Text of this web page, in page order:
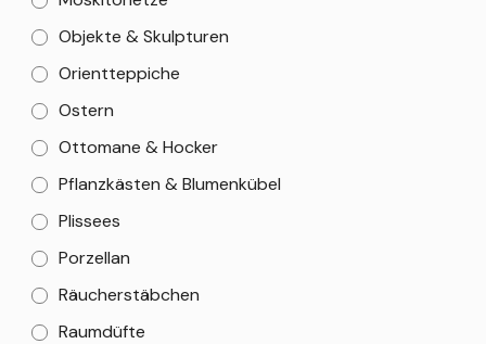
Objekte & Skulpturen
Orientteppiche
Ostern
Ottomane & Hocker
Pflanzkästen & Blumenkübel
Plissees
Porzellan
Räucherstäbchen
Raumdüfte